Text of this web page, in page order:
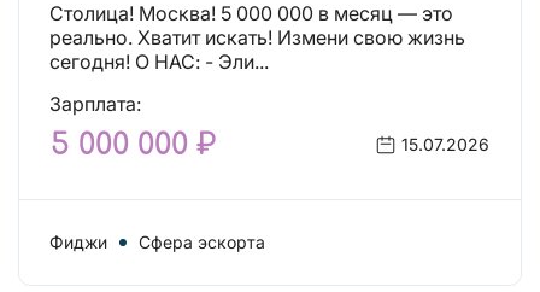
Столица! Москва! 5 000 000 в месяц — это
реально. Хватит искать! Измени свою жизнь
сегодня! О НАС: - Эли...
Зарплата:
5 000 000 ₽ 15.07.2026
Фиджи Сфера эскорта